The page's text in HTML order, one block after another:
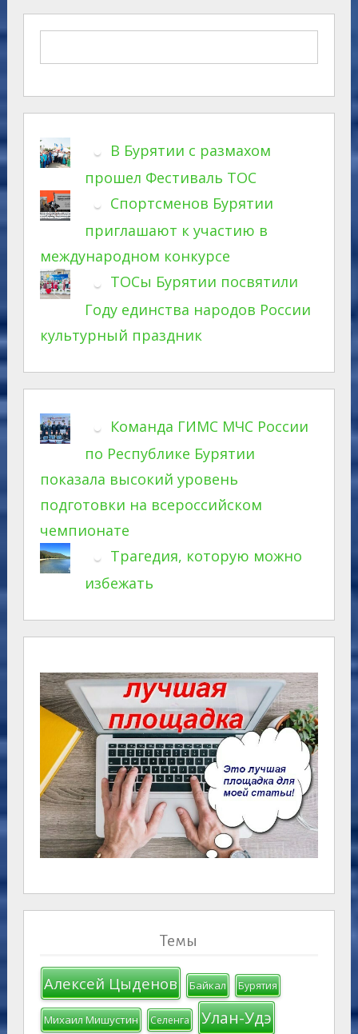
В Бурятии с размахом
прошел Фестиваль ТОС
Спортсменов Бурятии
приглашают к участию в
международном конкурсе
ТОСы Бурятии посвятили
Году единства народов России
культурный праздник
Команда ГИМС МЧС России
по Республике Бурятии
показала высокий уровень
подготовки на всероссийском
чемпионате
Трагедия, которую можно
избежать
Темы
Алексей Цыденов Байкал Бурятия
Михаил Мишустин Селенга Улан-Удэ